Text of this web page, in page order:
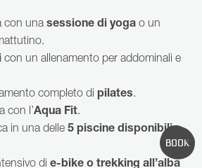
BOOK
FREQUENTI
DI IMMAGINI
con una sessione di yoga o un
con un allenamento per addominali e
completo di pilates.
con l’Aqua Fit.
in una delle 5 piscine disponibili.
di e-bike o trekking all’alba
è disponibile dal lunedì al venerdì
ore 08:00 alle 16:30:
+43 5212 2621